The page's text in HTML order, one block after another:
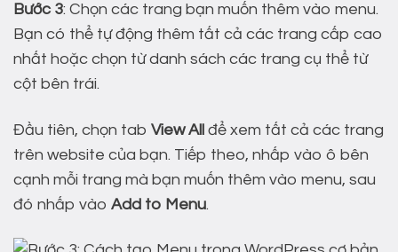
Bước 3: Chọn các trang bạn muốn thêm vào menu.
Bạn có thể tự động thêm tất cả các trang cấp cao
nhất hoặc chọn từ danh sách các trang cụ thể từ
cột bên trái.
Đầu tiên, chọn tab View All để xem tất cả các trang
trên website của bạn. Tiếp theo, nhấp vào ô bên
cạnh mỗi trang mà bạn muốn thêm vào menu, sau
đó nhấp vào Add to Menu.